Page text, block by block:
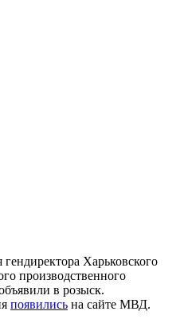
Харьковского
производственного
в розыск.
появились на сайте МВД.